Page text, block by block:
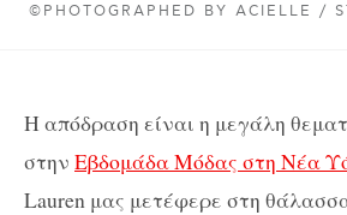
©PHOTOGRAPHED BY ACIELLE /
Η απόδραση είναι η μεγάλη
στην Εβδομάδα Μόδας στη Νέα
Lauren μας μετέφερε στη